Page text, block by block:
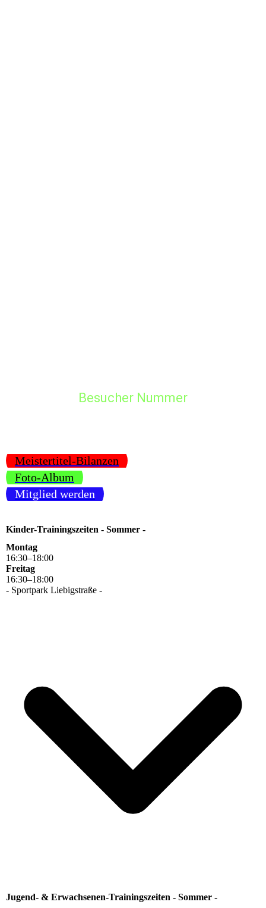
Besucher Nummer
Meistertitel-Bilanzen
Foto-Album
Mitglied werden
Kinder-Trainingszeiten - Sommer -
Montag
16:30–18:00
Freitag
16:30–18:00
- Sportpark Liebigstraße -
Jugend- & Erwachsenen-Trainingszeiten - Sommer -